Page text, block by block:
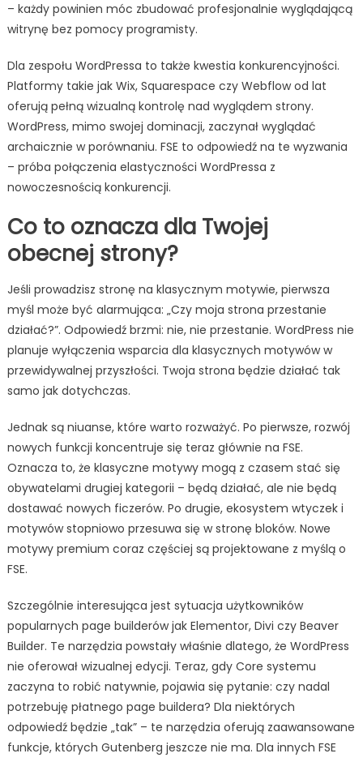
– każdy powinien móc zbudować profesjonalnie wyglądającą
witrynę bez pomocy programisty.
Dla zespołu WordPressa to także kwestia konkurencyjności.
Platformy takie jak Wix, Squarespace czy Webflow od lat
oferują pełną wizualną kontrolę nad wyglądem strony.
WordPress, mimo swojej dominacji, zaczynał wyglądać
archaicznie w porównaniu. FSE to odpowiedź na te wyzwania
– próba połączenia elastyczności WordPressa z
nowoczesnością konkurencji.
Co to oznacza dla Twojej
obecnej strony?
Jeśli prowadzisz stronę na klasycznym motywie, pierwsza
myśl może być alarmująca: „Czy moja strona przestanie
działać?”. Odpowiedź brzmi: nie, nie przestanie. WordPress nie
planuje wyłączenia wsparcia dla klasycznych motywów w
przewidywalnej przyszłości. Twoja strona będzie działać tak
samo jak dotychczas.
Jednak są niuanse, które warto rozważyć. Po pierwsze, rozwój
nowych funkcji koncentruje się teraz głównie na FSE.
Oznacza to, że klasyczne motywy mogą z czasem stać się
obywatelami drugiej kategorii – będą działać, ale nie będą
dostawać nowych ficzerów. Po drugie, ekosystem wtyczek i
motywów stopniowo przesuwa się w stronę bloków. Nowe
motywy premium coraz częściej są projektowane z myślą o
FSE.
Szczególnie interesująca jest sytuacja użytkowników
popularnych page builderów jak Elementor, Divi czy Beaver
Builder. Te narzędzia powstały właśnie dlatego, że WordPress
nie oferował wizualnej edycji. Teraz, gdy Core systemu
zaczyna to robić natywnie, pojawia się pytanie: czy nadal
potrzebuję płatnego page buildera? Dla niektórych
odpowiedź będzie „tak” – te narzędzia oferują zaawansowane
funkcje, których Gutenberg jeszcze nie ma. Dla innych FSE